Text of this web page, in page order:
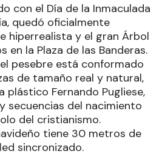
con el Día de la Inmaculada
quedó oficialmente
hiperrealista y el gran Árbol
en la Plaza de las Banderas.
pesebre está conformado
de tamaño real y natural,
Fernando Pugliese,
secuencias del nacimiento
del cristianismo.
tiene 30 metros de
sincronizado.